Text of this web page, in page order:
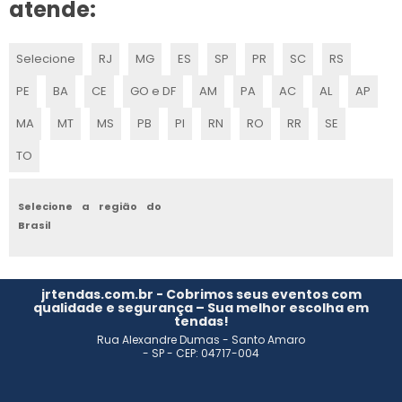
TABLADO PARA TENDAS
atende:
Selecione RJ MG ES SP PR SC
RS
PE
BA CE GO e DF AM PA AC AL
AP
MA
MT MS PB PI RN RO RR
SE
TO
Selecione a região do
Brasil
jrtendas.com.br - Cobrimos seus eventos com
qualidade e segurança – Sua melhor escolha em
tendas!
Rua Alexandre Dumas - Santo Amaro
- SP - CEP: 04717-004